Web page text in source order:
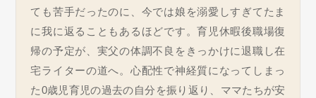
ても苦手だったのに、今では娘を溺愛しすぎてたま
に我に返ることもあるほどです。育児休暇後職場復
帰の予定が、実父の体調不良をきっかけに退職し在
宅ライターの道へ。心配性で神経質になってしまっ
た0歳児育児の過去の自分を振り返り、ママたちが安